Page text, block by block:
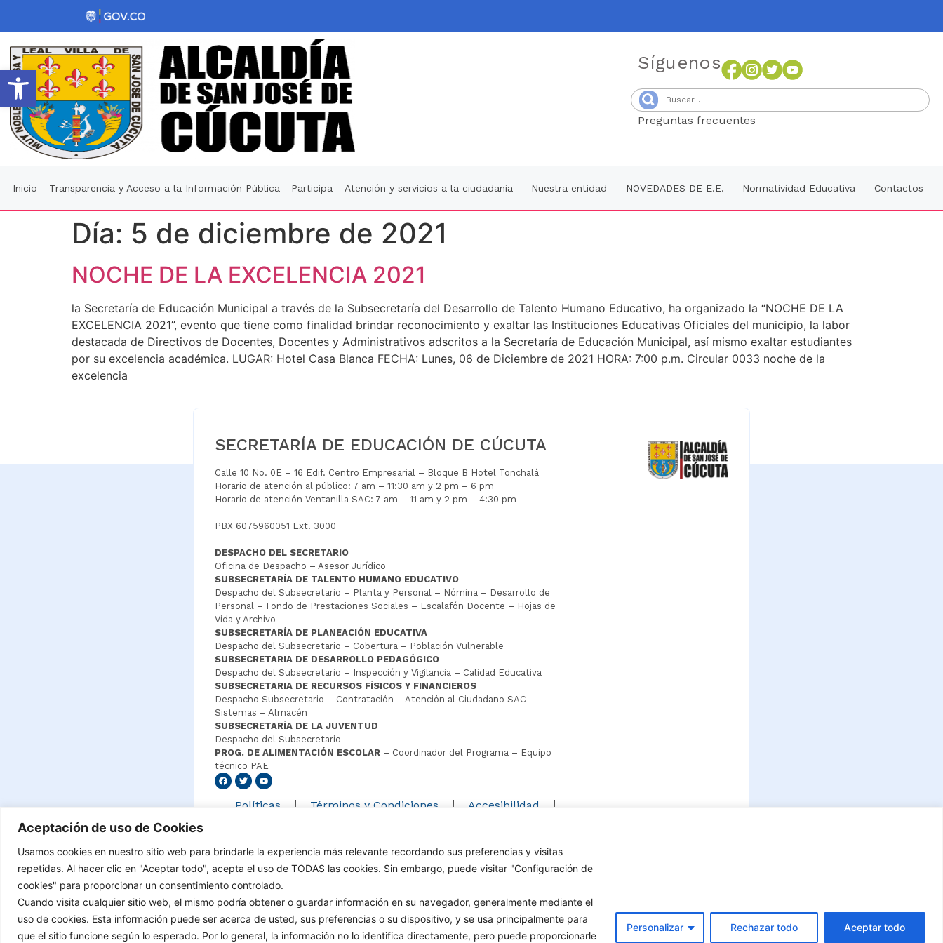
Abrir barra de herramientas
Aceptación de uso de Cookies
Usamos cookies en nuestro sitio web para brindarle la experiencia más relevante recordando sus preferencias y visitas
repetidas. Al hacer clic en "Aceptar todo", acepta el uso de TODAS las cookies. Sin embargo, puede visitar "Configuración de
cookies" para proporcionar un consentimiento controlado.
Cuando visita cualquier sitio web, el mismo podría obtener o guardar información en su navegador, generalmente mediante el
uso de cookies. Esta información puede ser acerca de usted, sus preferencias o su dispositivo, y se usa principalmente para
que el sitio funcione según lo esperado. Por lo general, la información no lo identifica directamente, pero puede proporcionarle
Personalizar Rechazar todo Aceptar todo
Síguenos
Preguntas frecuentes
Inicio Transparencia y Acceso a la Información Pública Participa Atención y servicios a la ciudadania Nuestra entidad NOVEDADES DE E.E. Normatividad Educativa Contactos
Día: 5 de diciembre de 2021
NOCHE DE LA EXCELENCIA 2021
la Secretaría de Educación Municipal a través de la Subsecretaría del Desarrollo de Talento Humano Educativo, ha organizado la “NOCHE DE LA
EXCELENCIA 2021”, evento que tiene como finalidad brindar reconocimiento y exaltar las Instituciones Educativas Oficiales del municipio, la labor
destacada de Directivos de Docentes, Docentes y Administrativos adscritos a la Secretaría de Educación Municipal, así mismo exaltar estudiantes
por su excelencia académica. LUGAR: Hotel Casa Blanca FECHA: Lunes, 06 de Diciembre de 2021 HORA: 7:00 p.m. Circular 0033 noche de la
excelencia
SECRETARÍA DE EDUCACIÓN DE CÚCUTA
Calle 10 No. 0E – 16 Edif. Centro Empresarial – Bloque B Hotel Tonchalá
Horario de atención al público: 7 am – 11:30 am y 2 pm – 6 pm
Horario de atención Ventanilla SAC: 7 am – 11 am y 2 pm – 4:30 pm
PBX 6075960051 Ext. 3000
DESPACHO DEL SECRETARIO
Oficina de Despacho – Asesor Jurídico
SUBSECRETARÍA DE TALENTO HUMANO EDUCATIVO
Despacho del Subsecretario – Planta y Personal – Nómina – Desarrollo de
Personal – Fondo de Prestaciones Sociales – Escalafón Docente – Hojas de
Vida y Archivo
SUBSECRETARÍA DE PLANEACIÓN EDUCATIVA
Despacho del Subsecretario – Cobertura – Población Vulnerable
SUBSECRETARIA DE DESARROLLO PEDAGÓGICO
Despacho del Subsecretario – Inspección y Vigilancia – Calidad Educativa
SUBSECRETARIA DE RECURSOS FÍSICOS Y FINANCIEROS
Despacho Subsecretario – Contratación – Atención al Ciudadano SAC –
Sistemas – Almacén
SUBSECRETARÍA DE LA JUVENTUD
Despacho del Subsecretario
PROG. DE ALIMENTACIÓN ESCOLAR– Coordinador del Programa – Equipo
técnico PAE
Políticas Términos y Condiciones Accesibilidad
©Copyright 2021 – Todos los derechos reservados Alcaldía de Cúcuta